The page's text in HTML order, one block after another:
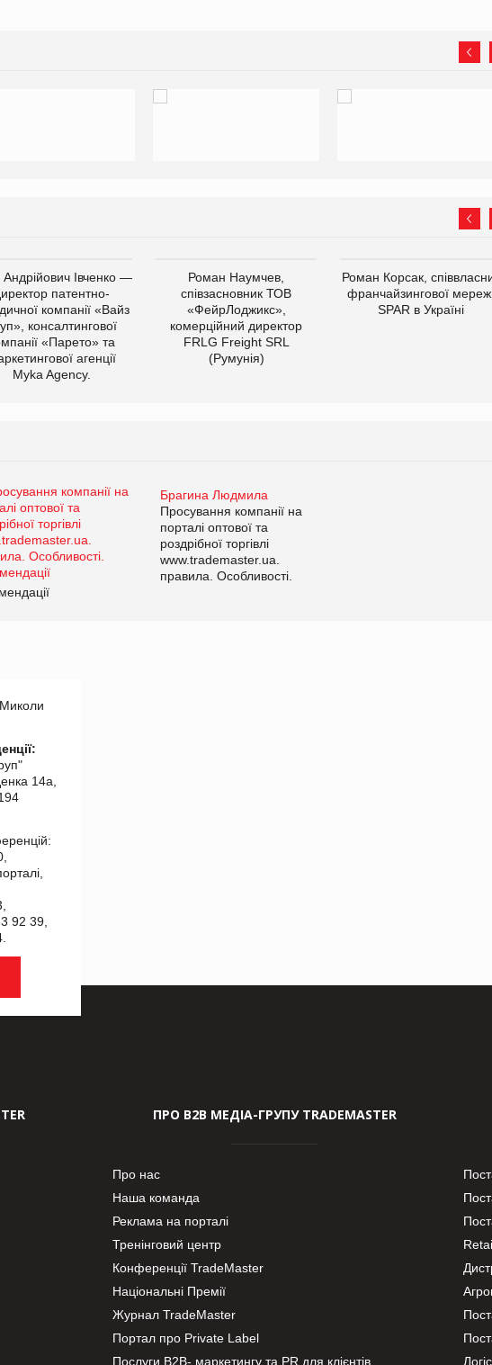
Івченко —
патентно-
компанії «Вайз
консалтингової
«Парето» та
агенції
Myka Agency.
Роман Наумчев,
співзасновник ТОВ
«ФейрЛоджикс»,
комерційний директор
FRLG Freight SRL
(Румунія)
Роман Корсак,
франчайзингової
SPAR в Україні
Брагина Людмила
Просування компанії на
порталі оптової та
роздрібної торгівлі
www.trademaster.ua.
правила. Особливості.
14а,
92 39,
ПРО В2В МЕДІА-ГРУПУ TRADEMASTER
Про нас
Наша команда
Реклама на порталі
Тренінговий центр
Конференції TradeMaster
Національні Премії
Журнал TradeMaster
Портал про Private Label
Послуги В2В- маркетингу та PR для клієнтів